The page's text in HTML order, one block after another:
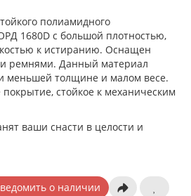
полиамидного
1680D с большой плотностью,
к истиранию. Оснащен
ремнями. Данный материал
меньшей толщине и малом весе.
стойкое к механическим
ваши снасти в целости и
о наличии